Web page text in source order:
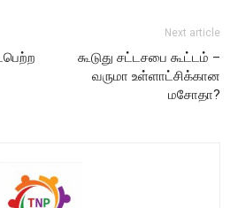
Next article
கூடுது சட்டசபை கூட்டம் –
வருமா உள்ளாட்சிக்கான
மசோதா?